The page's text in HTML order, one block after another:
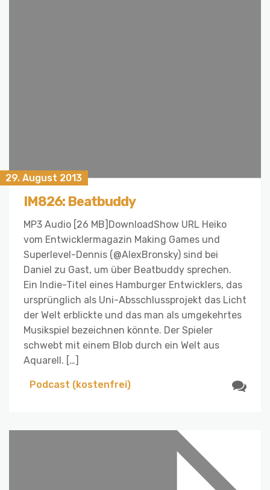
29. August 2013
IM826: Beatbuddy
MP3 Audio [26 MB]DownloadShow URL Heiko
vom Entwicklermagazin Making Games und
Superlevel-Dennis (@AlexBronsky) sind bei
Daniel zu Gast, um über Beatbuddy sprechen.
Ein Indie-Titel eines Hamburger Entwicklers, das
ursprünglich als Uni-Absschlussprojekt das Licht
der Welt erblickte und das man als umgekehrtes
Musikspiel bezeichnen könnte. Der Spieler
schwebt mit einem Blob durch ein Welt aus
Aquarell. […]
Podcast (kostenfrei)